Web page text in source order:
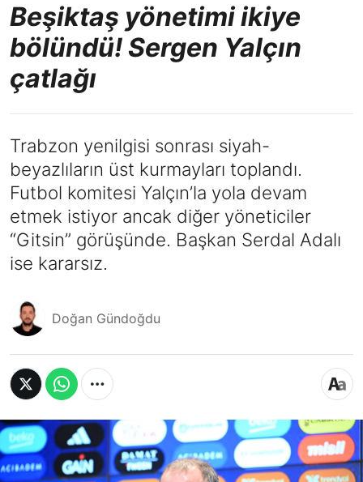
Beşiktaş yönetimi ikiye
bölündü! Sergen Yalçın
çatlağı
Trabzon yenilgisi sonrası siyah-
beyazlıların üst kurmayları toplandı.
Futbol komitesi Yalçın’la yola devam
etmek istiyor ancak diğer yöneticiler
“Gitsin” görüşünde. Başkan Serdal Adalı
ise kararsız.
Doğan Gündoğdu